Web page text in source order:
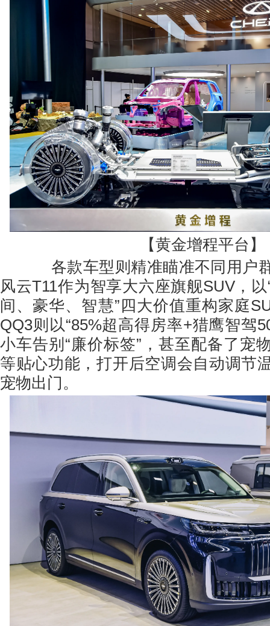
【黄金增程平台】
各款车型则精准瞄准不同用户
风云T11作为智享大六座旗舰SUV，
间、豪华、智慧”四大价值重构家庭
QQ3则以“85%超高得房率+猎鹰智驾
小车告别“廉价标签”，甚至配备了宠
等贴心功能，打开后空调会自动调节
宠物出门。